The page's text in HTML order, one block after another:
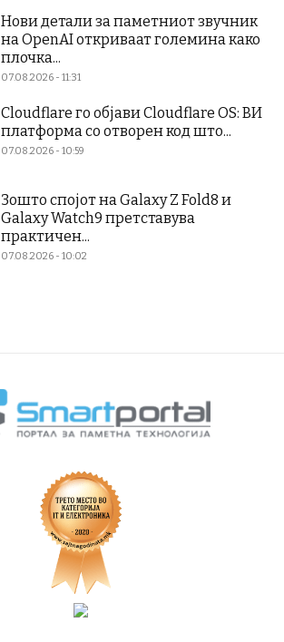
Нови детали за паметниот звучник
на OpenAI откриваат големина како
плочка...
07.08.2026 - 11:31
Cloudflare го објави Cloudflare OS: ВИ
платформа со отворен код што...
07.08.2026 - 10:59
Зошто спојот на Galaxy Z Fold8 и
Galaxy Watch9 претставува
практичен...
07.08.2026 - 10:02